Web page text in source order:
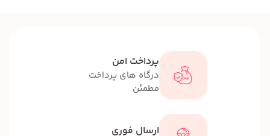
پرداخت امن
درگاه های پرداخت
مطمئن
ارسال فوری